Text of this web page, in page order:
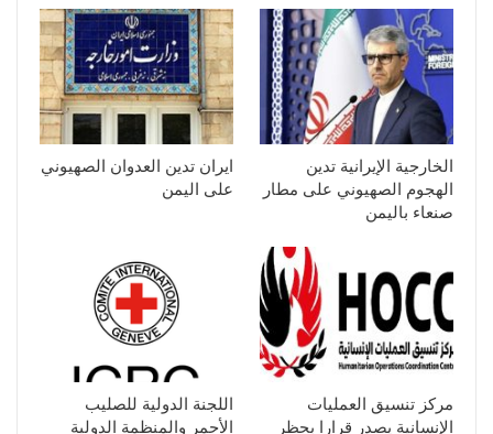
الخارجية الإيرانية تدين
الهجوم الصهيوني على مطار
صنعاء باليمن
ايران تدين العدوان الصهيوني
على اليمن
مركز تنسيق العمليات
الإنسانية يصدر قرارا بحظر
اللجنة الدولية للصليب
الأحمر والمنظمة الدولية